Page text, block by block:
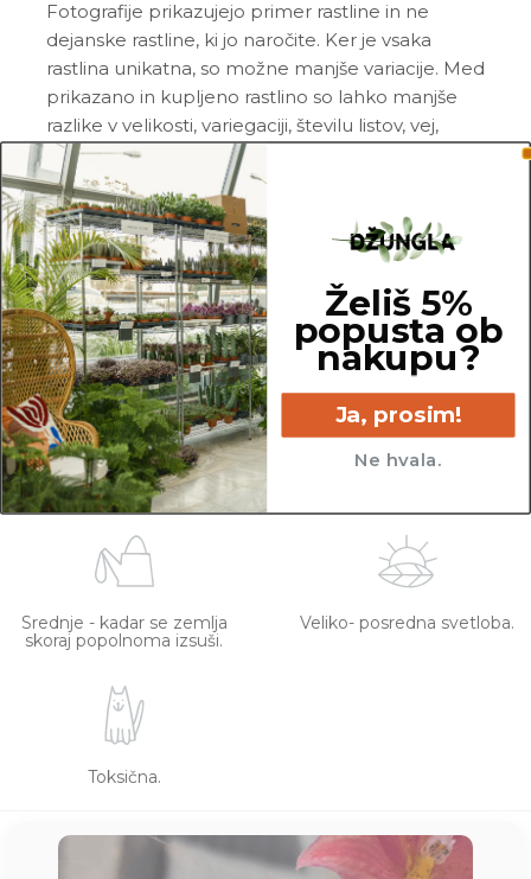
Fotografije prikazujejo primer rastline in ne
dejanske rastline, ki jo naročite. Ker je vsaka
rastlina unikatna, so možne manjše variacije. Med
prikazano in kupljeno rastlino so lahko manjše
razlike v velikosti, variegaciji, številu listov, vej,
cvetov, itd. …
Pred pošiljanjem vse rastline skrbno
pregledamo in zagotovimo, da gredo na pot
zdrave in čim bolj podobne izdelku na fotografiji.
Vse rastline so primarno v plastičnih sadilnih
lončkih. Okrasni lonec ni vključen v ceno.
55 cm
Srednje - kadar se zemlja
skoraj popolnoma izsuši.
Veliko- posredna svetloba.
Toksična.
Želiš 5%
popusta ob
nakupu?
Ja, prosim!
Ne hvala.